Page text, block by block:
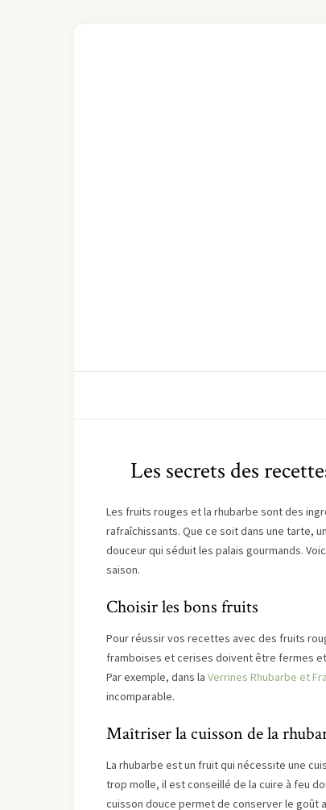
Les secrets des
Les fruits rouges et la rhubarbe sont des
rafraîchissants. Que ce soit dans une tarte,
douceur qui séduit les palais gourmands.
saison.
Choisir les bons fruits
Pour réussir vos recettes avec des fruits
framboises et cerises doivent être fermes
Par exemple, dans la Verrines Rhubarbe et
incomparable.
Maîtriser la cuisson de la
La rhubarbe est un fruit qui nécessite une
trop molle, il est conseillé de la cuire à feu
cuisson douce permet de conserver le goût